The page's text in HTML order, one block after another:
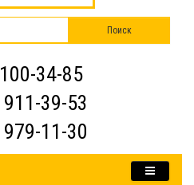
100-34-85
911-39-53
979-11-30